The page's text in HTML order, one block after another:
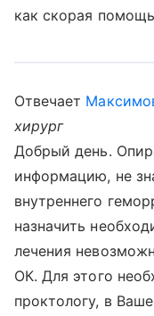
как скорая
Отвечает
хирург
Добрый день.
информацию, не
внутреннего
назначить
лечения
ОК. Для этого
проктологу, в